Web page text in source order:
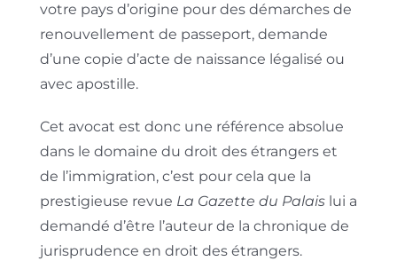
votre pays d’origine pour des démarches de
renouvellement de passeport, demande
d’une copie d’acte de naissance légalisé ou
avec apostille.
Cet avocat est donc une référence absolue
dans le domaine du droit des étrangers et
de l’immigration, c’est pour cela que la
prestigieuse revue La Gazette du Palais lui a
demandé d’être l’auteur de la chronique de
jurisprudence en droit des étrangers.